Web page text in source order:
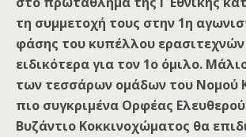
τη συμμετοχή τους στην 1η
φάσης του κυπέλλου
ειδικότερα για τον 1ο όμιλο.
των τεσσάρων ομάδων του Νομού
πιο συγκριμένα Ορφέας
Βυζάντιο Κοκκινοχώματος θα